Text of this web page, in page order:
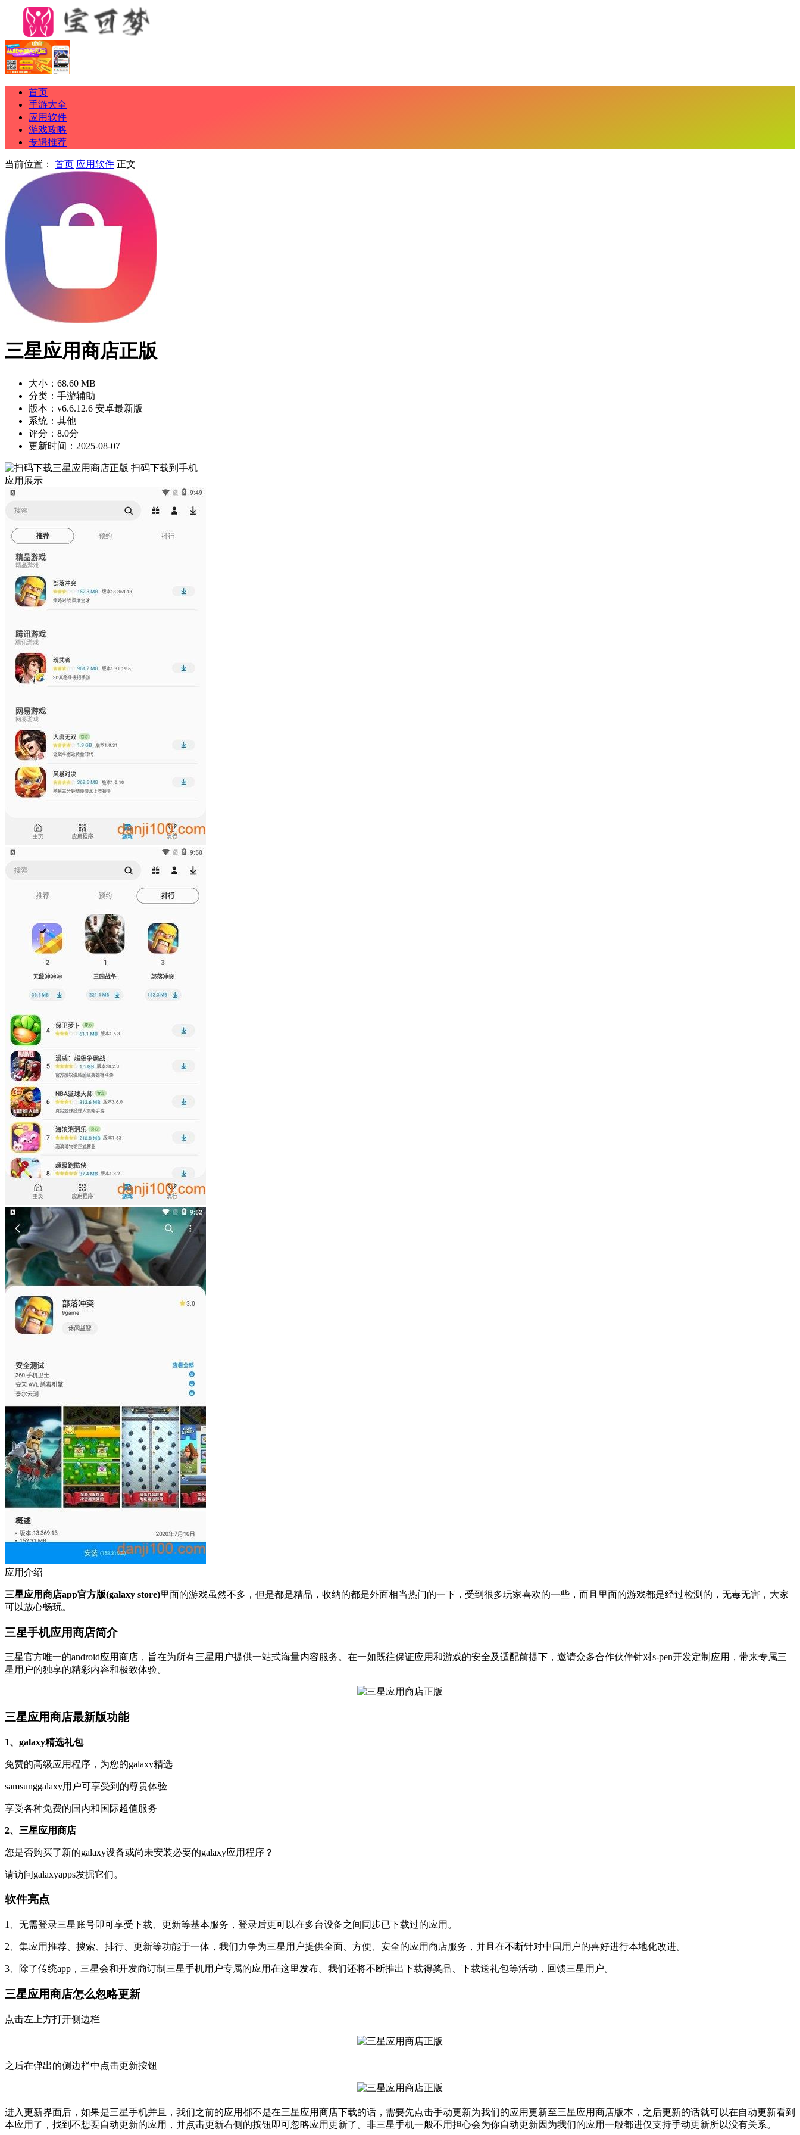
首页
手游大全
应用软件
游戏攻略
专辑推荐
当前位置： 首页 应用软件 正文
三星应用商店正版
大小：68.60 MB
分类：手游辅助
版本：v6.6.12.6 安卓最新版
系统：其他
评分：8.0分
更新时间：2025-08-07
扫码下载到手机
应用展示
应用介绍
三星应用商店app官方版(galaxy store)里面的游戏虽然不多，但是都是精品，收纳的都是外面相当热门的一下，受到很多玩家喜欢的一些，而且里面的游戏都是经过检测的，无毒无害，大家
可以放心畅玩。
三星手机应用商店简介
三星官方唯一的android应用商店，旨在为所有三星用户提供一站式海量内容服务。在一如既往保证应用和游戏的安全及适配前提下，邀请众多合作伙伴针对s-pen开发定制应用，带来专属三
星用户的独享的精彩内容和极致体验。
三星应用商店最新版功能
1、galaxy精选礼包
免费的高级应用程序，为您的galaxy精选
samsunggalaxy用户可享受到的尊贵体验
享受各种免费的国内和国际超值服务
2、三星应用商店
您是否购买了新的galaxy设备或尚未安装必要的galaxy应用程序？
请访问galaxyapps发掘它们。
软件亮点
1、无需登录三星账号即可享受下载、更新等基本服务，登录后更可以在多台设备之间同步已下载过的应用。
2、集应用推荐、搜索、排行、更新等功能于一体，我们力争为三星用户提供全面、方便、安全的应用商店服务，并且在不断针对中国用户的喜好进行本地化改进。
3、除了传统app，三星会和开发商订制三星手机用户专属的应用在这里发布。我们还将不断推出下载得奖品、下载送礼包等活动，回馈三星用户。
三星应用商店怎么忽略更新
点击左上方打开侧边栏
之后在弹出的侧边栏中点击更新按钮
进入更新界面后，如果是三星手机并且，我们之前的应用都不是在三星应用商店下载的话，需要先点击手动更新为我们的应用更新至三星应用商店版本，之后更新的话就可以在自动更新看到
本应用了，找到不想要自动更新的应用，并点击更新右侧的按钮即可忽略应用更新了。非三星手机一般不用担心会为你自动更新因为我们的应用一般都进仅支持手动更新所以没有关系。